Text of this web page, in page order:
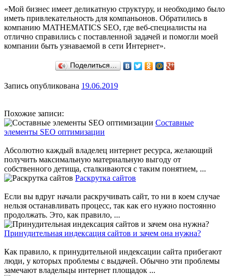
«Мой бизнес имеет деликатную структуру, и необходимо было
иметь привлекательность для компаньонов. Обратились в
компанию MATHEMATICS SEO, где веб-специалисты на
отлично справились с поставленной задачей и помогли моей
компании быть узнаваемой в сети Интернет».
Поделиться…
Запись опубликована 19.06.2019
Похожие записи:
Составные
элементы SEO оптимизации
Абсолютно каждый владелец интернет ресурса, желающий
получить максимальную материальную выгоду от
собственного детища, сталкиваются с таким понятием, ...
Раскрутка сайтов
Если вы вдруг начали раскручивать сайт, то ни в коем случае
нельзя останавливать процесс, так как его нужно постоянно
продолжать. Это, как правило, ...
Принудительная индексация сайтов и зачем она нужна?
Как правило, к принудительной индексации сайта прибегают
люди, у которых проблемы с выдачей. Обычно эти проблемы
замечают владельцы интернет площадок ...